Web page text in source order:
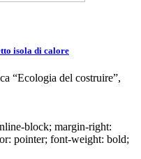
isola di calore
“Ecologia del costruire”,
block; margin-right:
pointer; font-weight: bold;